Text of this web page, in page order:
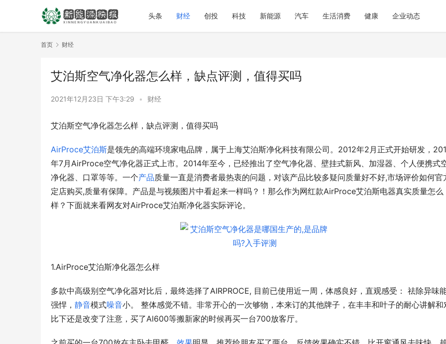
头条 财经 创投 科技 新能源 汽车 生活消费 健康 企业动态
首页 财经
艾泊斯空气净化器怎么样，缺点评测，值得买吗
2021年12月23日 下午3:29 • 财经
艾泊斯空气净化器怎么样，缺点评测，值得买吗
AirProce艾泊斯是领先的高端环境家电品牌，属于上海艾泊斯净化科技有限公司。2012年2月正式开始研发，
年7月AirProce空气净化器正式上市。2014年至今，已经推出了空气净化器、壁挂式新风、加湿器、个人便携式
净化器、口罩等等。一个产品质量一直是消费者最热衷的问题，对该产品比较多疑问质量好不好,市场评价如何官
定店购买,质量有保障。产品是与视频图片中看起来一样吗？！那么作为网红款AirProce艾泊斯电器真实质量怎么
样？下面就来看网友对AirProce艾泊斯净化器实际评论。
1.AirProce艾泊斯净化器怎么样
多款中高级别空气净化器对比后，最终选择了AIRPROCE, 目前已使用近一周，体感良好，直观感受： 祛除异味
强悍， 静音模式噪音小。 整体感觉不错。非常开心的一次够物，本来订的其他牌子，在丰丰和叶子的耐心讲解和
比下还是改变了注意，买了Al600等搬新家的时候再买一台700放客厅。